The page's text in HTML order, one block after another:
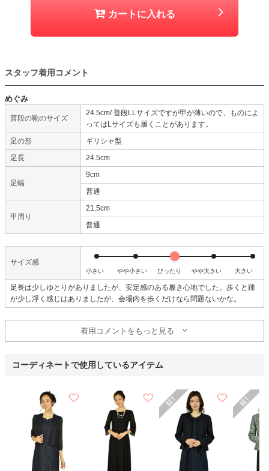
カートに入れる
スタッフ着用コメント
めぐみ
普段の靴のサイズ
24.5cm/ 普段LLサイズですが甲が薄いので、ものによ
ってはLサイズも履くことがあります。
足の形
ギリシャ型
足長
24.5cm
足幅
9cm
普通
甲周り
21.5cm
普通
サイズ感
小さい やや小さい ぴったり やや大きい 大きい
足長は少しゆとりがありましたが、安定感のある履き心地でした。歩くと踵
が少し浮く感じはありましたが、会場内を歩くだけなら問題ないかな。
着用コメントをもっと見る
コーディネートで使用しているアイテム